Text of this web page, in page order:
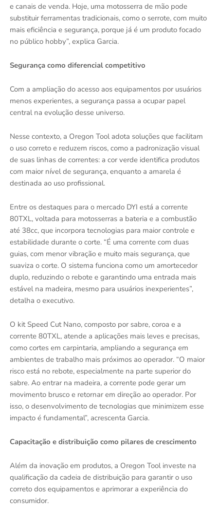
e canais de venda. Hoje, uma motosserra de mão pode
substituir ferramentas tradicionais, como o serrote, com muito
mais eficiência e segurança, porque já é um produto focado
no público hobby”, explica Garcia.
Segurança como diferencial competitivo
Com a ampliação do acesso aos equipamentos por usuários
menos experientes, a segurança passa a ocupar papel
central na evolução desse universo.
Nesse contexto, a Oregon Tool adota soluções que facilitam
o uso correto e reduzem riscos, como a padronização visual
de suas linhas de correntes: a cor verde identifica produtos
com maior nível de segurança, enquanto a amarela é
destinada ao uso profissional.
Entre os destaques para o mercado DYI está a corrente
80TXL, voltada para motosserras a bateria e a combustão
até 38cc, que incorpora tecnologias para maior controle e
estabilidade durante o corte. “É uma corrente com duas
guias, com menor vibração e muito mais segurança, que
suaviza o corte. O sistema funciona como um amortecedor
duplo, reduzindo o rebote e garantindo uma entrada mais
estável na madeira, mesmo para usuários inexperientes”,
detalha o executivo.
O kit Speed Cut Nano, composto por sabre, coroa e a
corrente 80TXL, atende a aplicações mais leves e precisas,
como cortes em carpintaria, ampliando a segurança em
ambientes de trabalho mais próximos ao operador. “O maior
risco está no rebote, especialmente na parte superior do
sabre. Ao entrar na madeira, a corrente pode gerar um
movimento brusco e retornar em direção ao operador. Por
isso, o desenvolvimento de tecnologias que minimizem esse
impacto é fundamental”, acrescenta Garcia.
Capacitação e distribuição como pilares de crescimento
Além da inovação em produtos, a Oregon Tool investe na
qualificação da cadeia de distribuição para garantir o uso
correto dos equipamentos e aprimorar a experiência do
consumidor.